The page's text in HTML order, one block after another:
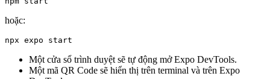
hoặc:
npx expo start
Một cửa sổ trình duyệt sẽ tự động mở Expo DevTools.
Một mã QR Code sẽ hiển thị trên terminal và trên Expo